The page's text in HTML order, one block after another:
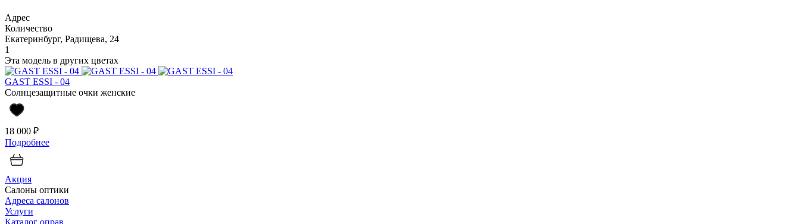
Адрес
Количество
Екатеринбург, Радищева, 24
1
Эта модель в других цветах
GAST ESSI - 04
Солнцезащитные очки женские
18 000 ₽
Подробнее
Акция
Салоны оптики
Адреса салонов
Услуги
Каталог оправ